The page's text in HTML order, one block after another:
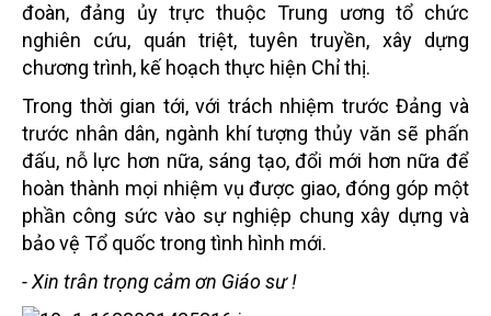
đoàn, đảng ủy trực thuộc Trung ương tổ chức
nghiên cứu, quán triệt, tuyên truyền, xây dựng
chương trình, kế hoạch thực hiện Chỉ thị.
Trong thời gian tới, với trách nhiệm trước Đảng và
trước nhân dân, ngành khí tượng thủy văn sẽ phấn
đấu, nỗ lực hơn nữa, sáng tạo, đổi mới hơn nữa để
hoàn thành mọi nhiệm vụ được giao, đóng góp một
phần công sức vào sự nghiệp chung xây dựng và
bảo vệ Tổ quốc trong tình hình mới.
- Xin trân trọng cảm ơn Giáo sư !